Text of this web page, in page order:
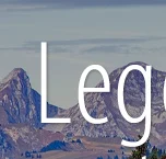
conținut